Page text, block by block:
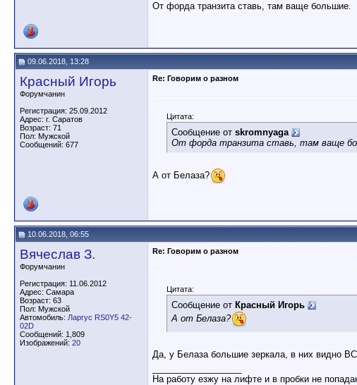
От форда транзита ставь, там ваще большие.
09.06.2018, 13:28
Красный Игорь
Форумчанин
Регистрация: 25.09.2012
Адрес: г. Саратов
Возраст: 71
Пол: Мужской
Сообщений: 677
Re: Говорим о разном
Цитата:
Сообщение от skromnyaga
От форда транзита ставь, там ваще
А от Белаза?
10.06.2018, 06:55
Вячеслав З.
Форумчанин
Регистрация: 11.06.2012
Адрес: Самара
Возраст: 63
Пол: Мужской
Автомобиль: Ларгус RS0Y5 42-
02D
Сообщений: 1,809
Изображений: 20
Re: Говорим о разном
Цитата:
Сообщение от Красный Игорь
А от Белаза?
Да, у Белаза большие зеркала, в них видно
На работу езжу на лифте и в пробки не